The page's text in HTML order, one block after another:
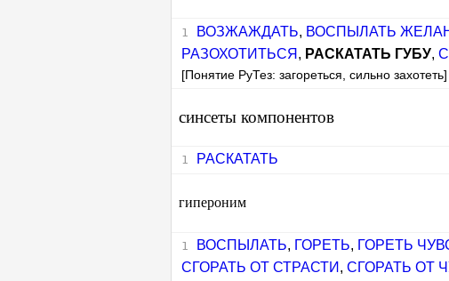
ВОЗЖАЖДАТЬ, ВОСПЫЛАТЬ
РАЗОХОТИТЬСЯ , РАСКАТАТЬ ГУБУ,
[Понятие РуТез: загореться, сильно захотеть]
синсеты компонентов
РАСКАТАТЬ
гипероним
ВОСПЫЛАТЬ, ГОРЕТЬ, ГОРЕТЬ
СГОРАТЬ ОТ СТРАСТИ ,СГОРАТЬ ОТ